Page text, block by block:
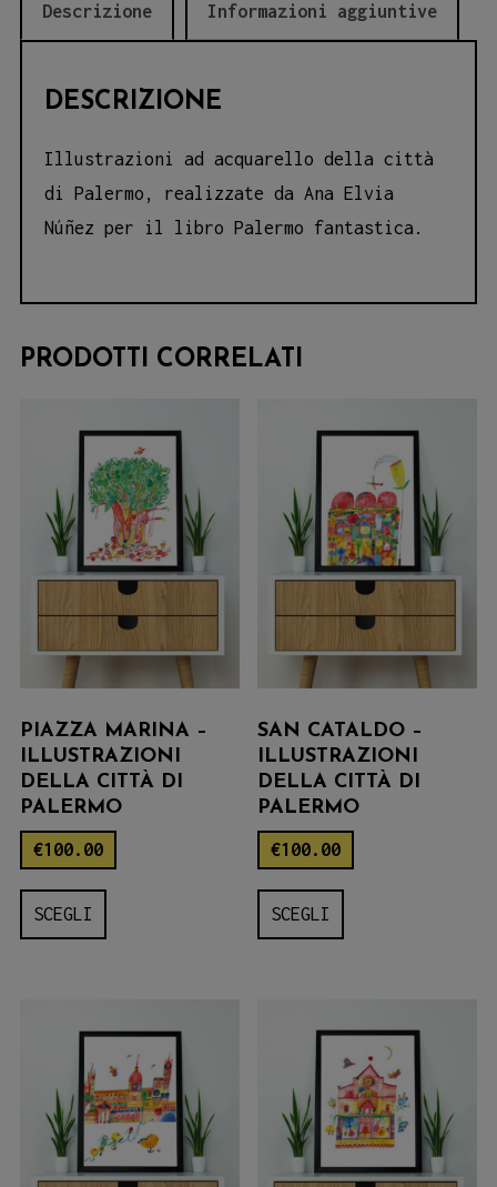
Palermo
Descrizione Informazioni aggiuntive
DESCRIZIONE
Illustrazioni ad acquarello della città
di Palermo, realizzate da Ana Elvia
Núñez per il libro Palermo fantastica.
PRODOTTI CORRELATI
PIAZZA MARINA –
ILLUSTRAZIONI
DELLA CITTÀ DI
PALERMO
€100.00
SCEGLI
Questo
varianti.
Le
opzioni
possono
essere
SAN CATALDO –
ILLUSTRAZIONI
DELLA CITTÀ DI
PALERMO
€100.00
SCEGLI
Questo
varianti.
Le
opzioni
possono
essere